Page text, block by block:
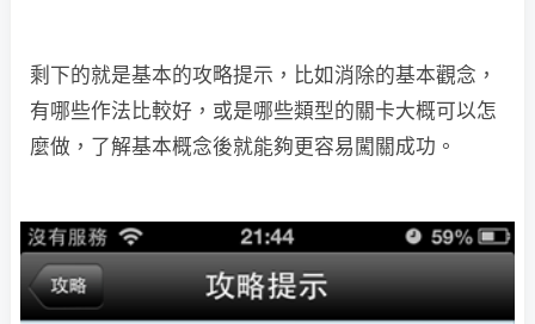
剩下的就是基本的攻略提示，比如消除的基本觀念，
有哪些作法比較好，或是哪些類型的關卡大概可以怎
麼做，了解基本概念後就能夠更容易闖關成功。